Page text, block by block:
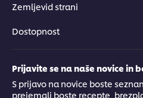
Zemljevid strani
Dostopnost
Prijavite se na naše novice in
S prijavo na novice boste
prejemali boste recepte,